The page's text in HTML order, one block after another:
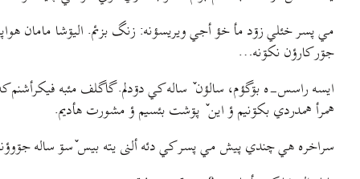
مي پسر خئلي زۊد مأ خؤ أجي ویریسؤنه: زنگ بزئم. الیۊشا مامان
جۊر کارؤن نکۊنه…
ایسه راسس-ه بۊگؤم، سالؤن ٚ ساله کي دۊدلم. گاگلف مئبه
همرأ همدردي بکۊنیم ؤ این ٚ پۊشت بئسيم ؤ مشورت هأدیم.
سراخره هي چندي پیش مي پسر کي دئه ألنی یته بیس ٚسۊ ساله